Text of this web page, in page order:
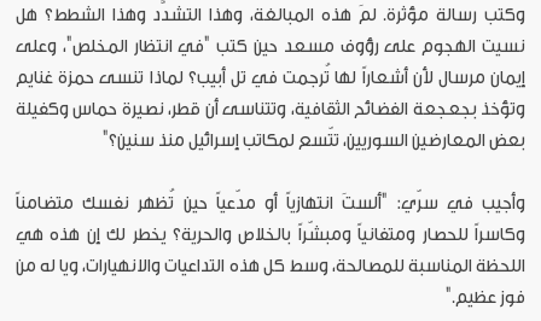
وكتب رسالة مؤثرة. لمَ هذه المبالغة، وهذا التشدُّد وهذا الشطط؟ هل
نسيت الهجوم على رؤوف مسعد حين كتب "في انتظار المخلص"، وعلى
إيمان مرسال لأن أشعاراً لها تُرجمت في تل أبيب؟ لماذا تنسى حمزة غنايم
وتؤخذ بجعجعة الفضائح الثقافية، وتتناسى أن قطر، نصيرة حماس وكفيلة
بعض المعارضين السوريين، تتّسع لمكاتب إسرائيل منذ سنين؟"
وأجيب في سرّي: "ألستَ انتهازياً أو مدّعياً حين تُظهر نفسك متضامناً
وكاسراً للحصار ومتفانياً ومبشّراً بالخلاص والحرية؟ يخطر لك إن هذه هي
اللحظة المناسبة للمصالحة، وسط كل هذه التداعيات والانهيارات، ويا له من
فوز عظيم."